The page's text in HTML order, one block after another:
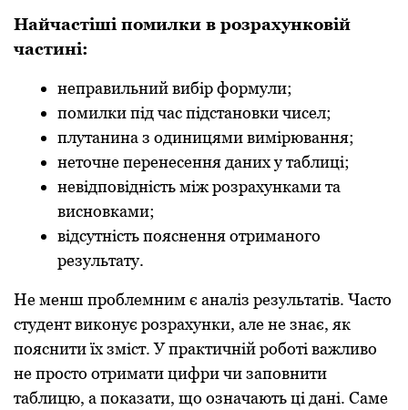
Найчастіші помилки в розрахунковій
частині:
неправильний вибір формули;
помилки під час підстановки чисел;
плутанина з одиницями вимірювання;
неточне перенесення даних у таблиці;
невідповідність між розрахунками та
висновками;
відсутність пояснення отриманого
результату.
Не менш проблемним є аналіз результатів. Часто
студент виконує розрахунки, але не знає, як
пояснити їх зміст. У практичній роботі важливо
не просто отримати цифри чи заповнити
таблицю, а показати, що означають ці дані. Саме